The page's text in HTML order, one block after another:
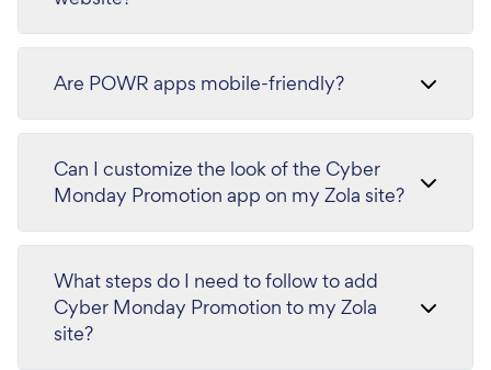
Are POWR apps mobile-friendly?
Can I customize the look of the Cyber
Monday Promotion app on my Zola site?
What steps do I need to follow to add
Cyber Monday Promotion to my Zola
site?